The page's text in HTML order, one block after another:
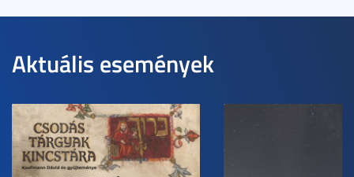
Aktuális események